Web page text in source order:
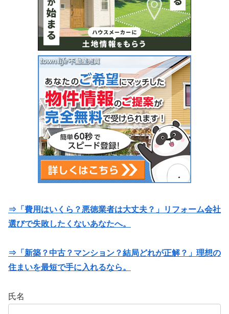
⇒「費用はいくら？悪徳業者は大丈夫？」リフォーム会社
選びで失敗したくないあなたへ。
⇒「新築？中古？マンション？結局どれが正解？」理想の
住まいを最短で手に入れるなら。
氏名